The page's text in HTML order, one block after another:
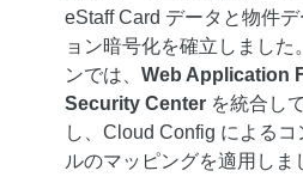
eStaff Card データと物件
ョン暗号化を確立しました
ンでは、 Web Application
Security Centerを統合し
し、Cloud Config による
ルのマッピングを適用しま